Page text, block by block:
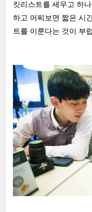
킷리스트를 세우고 하
하고 어찌보면 짧은 시
트를 이룬다는 것이 부